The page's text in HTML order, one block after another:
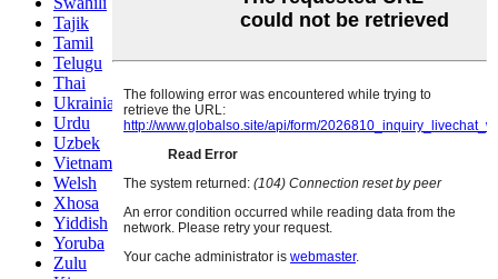
Tajik
Tamil
Telugu
Thai
Ukrainian
Urdu
Uzbek
Vietnamese
Welsh
Xhosa
Yiddish
Yoruba
Zulu